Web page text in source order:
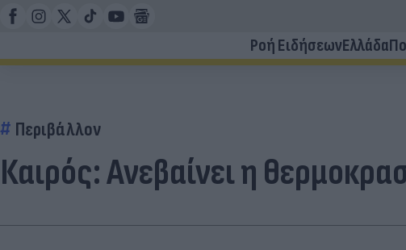
Ροή ΕιδήσεωνΕλλάδα
Περιβάλλον
Καιρός: Ανεβαίνει η